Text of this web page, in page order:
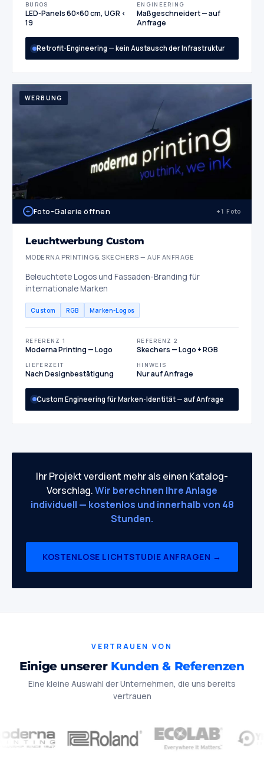
BÜROS
LED-Panels 60×60 cm, UGR <
19
ENGINEERING
Maßgeschneidert — auf
Anfrage
Retrofit-Engineering — kein Austausch der Infrastruktur
WERBUNG
+ Foto-Galerie öffnen +1 Foto
Leuchtwerbung Custom
MODERNA PRINTING & SKECHERS — AUF ANFRAGE
Beleuchtete Logos und Fassaden-Branding für
internationale Marken
Custom RGB Marken-Logos
REFERENZ 1
Moderna Printing — Logo
REFERENZ 2
Skechers — Logo + RGB
LIEFERZEIT
Nach Designbestätigung
HINWEIS
Nur auf Anfrage
Custom Engineering für Marken-Identität — auf Anfrage
Ihr Projekt verdient mehr als einen Katalog-
Vorschlag.Wir berechnen Ihre Anlage
individuell — kostenlos und innerhalb von 48
Stunden.
KOSTENLOSE LICHTSTUDIE ANFRAGEN →
VERTRAUEN VON
Einige unserer Kunden & Referenzen
Eine kleine Auswahl der Unternehmen, die uns bereits
vertrauen